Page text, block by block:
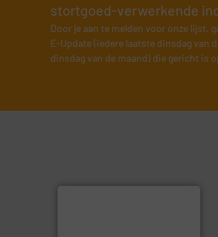
stortgoed-verwerkende
Door je aan te melden voor onze lijst,
E-Update (iedere laatste dinsdag van
dinsdag van de maand) die gericht is